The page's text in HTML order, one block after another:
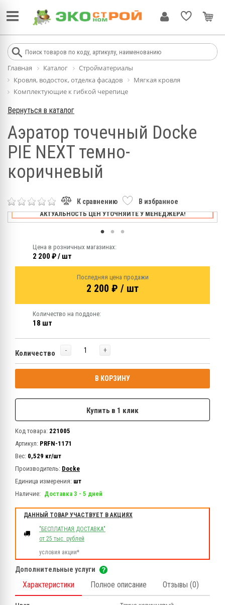
Главная Каталог
Стройматериалы
Кровля, водосток, отделка фасадов
Мягкая кровля
Комплектующие к гибкой черепице
Вернуться в каталог
Аэратор точечный Docke
PIE NEXT темно-
коричневый
К сравнению В избранное
АКТУАЛЬНОСТЬ ЦЕН УТОЧНЯЙТЕ У МЕНЕДЖЕРА!
Цена в розничных магазинах:
2 200 ₽ / шт
Последняя цена продажи
2 200 ₽ / шт
Количество на поддоне:
18 шт
Количество - +
В КОРЗИНУ
Купить в 1 клик
Код товара: 221005
Артикул: PRFN-1171
Вес: 0,529 кг/шт
Производитель: Docke
Единица измерения: шт
Наличие: Доставка 3 - 5 дней
ДАННЫЙ ТОВАР УЧАСТВУЕТ В АКЦИЯХ
"БЕСПЛАТНАЯ ДОСТАВКА"
от 25 тыс. рублей
условия акции*
Дополнительные услуги
Характеристики Полное описание Отзывы (0)